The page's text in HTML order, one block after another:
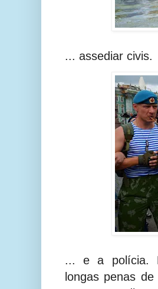
... assediar civis.
... e a polícia.
longas penas